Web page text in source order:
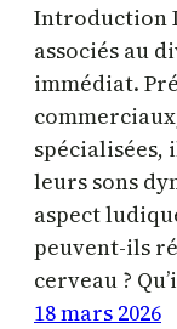
Introduction
associés au
immédiat.
leurs sons
aspect
peuvent-ils
cerveau ?
18 mars 2026